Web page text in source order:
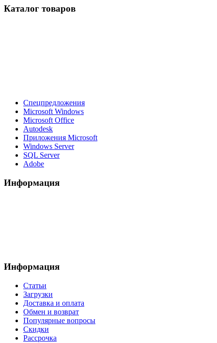
Каталог товаров
Спецпредложения
Microsoft Windows
Microsoft Office
Autodesk
Приложения Microsoft
Windows Server
SQL Server
Adobe
Информация
Информация
Статьи
Загрузки
Доставка и оплата
Обмен и возврат
Популярные вопросы
Скидки
Рассрочка